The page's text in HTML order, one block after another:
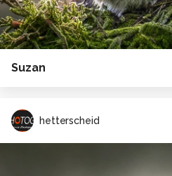
Suzan
hetterscheid